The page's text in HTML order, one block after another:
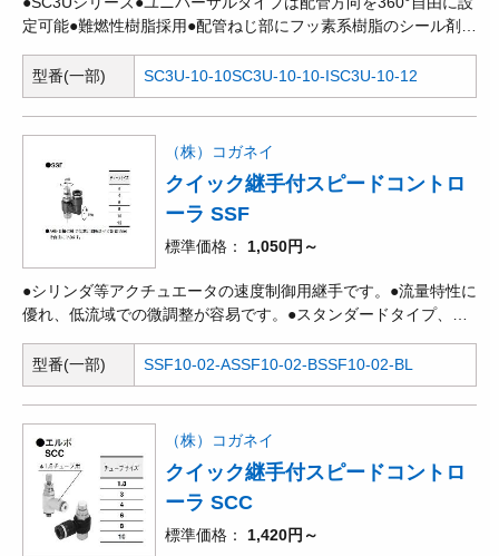
定可能●難燃性樹脂採用●配管ねじ部にフッ素系樹脂のシール剤を
型番(一部)
SC3U-10-10SC3U-10-10-ISC3U-10-12
（株）コガネイ
クイック継手付スピードコントロ
ーラ SSF
標準価格 1,050円～
●シリンダ等アクチュエータの速度制御用継手です。●流量特性に
優れ、低流域での微調整が容易です。●スタンダードタイプ、ミ
プがあります。
型番(一部) SSF10-02-ASSF10-02-BSSF10-02-BL
（株）コガネイ
クイック継手付スピードコントロ
ーラ SCC
標準価格 1,420円～